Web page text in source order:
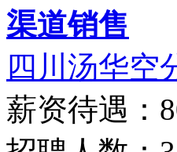
渠道销售
四川汤华空
薪资待遇：